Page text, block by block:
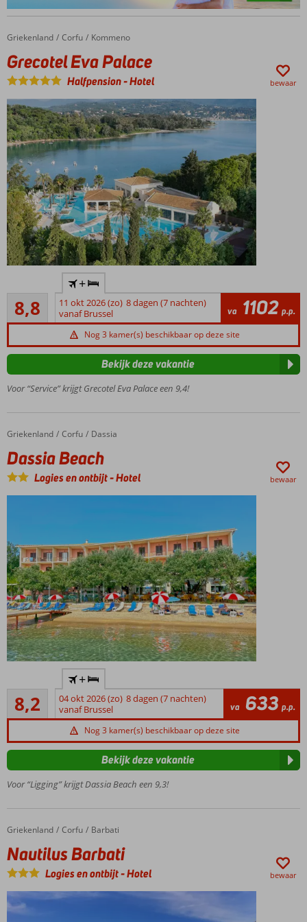
Home
Griekenland Corfu Kommeno
Grecotel Eva Palace
Grecotel Eva Palace
Halfpension-Hotel bewaar
Grecotel
keten
shuttleboot
tussen de 3
hotels van
de
keten (15/5-
uitzicht over zee!
Gelegen op
Rooftop
Spa
Center
All
Inclusive
ook
mogelijk
8,8
Aanrader
8
beoordelingen
+
11 okt 2026 (zo) 8 dagen (7 nachten)
vanaf Brussel
va 1102 p.p.
Nog 3 kamer(s) beschikbaar op deze site
Voor “Service” krijgt Grecotel Eva Palace een 9,4!
Bekijk deze vakantie
Home
Griekenland Corfu Dassia
Dassia Beach
Dassia Beach
Logies en ontbijt-Hotel bewaar
Dassia
en aan
het
met
zeezicht
Halfpension
ook
8,2
Zeer goed
47
beoordelingen
+
04 okt 2026 (zo) 8 dagen (7 nachten)
vanaf Brussel
va 633 p.p.
Nog 3 kamer(s) beschikbaar op deze site
Voor “Ligging” krijgt Dassia Beach een 9,3!
Bekijk deze vakantie
Home
Griekenland Corfu Barbati
Nautilus Barbati
Nautilus Barbati
Logies en ontbijt-Hotel bewaar